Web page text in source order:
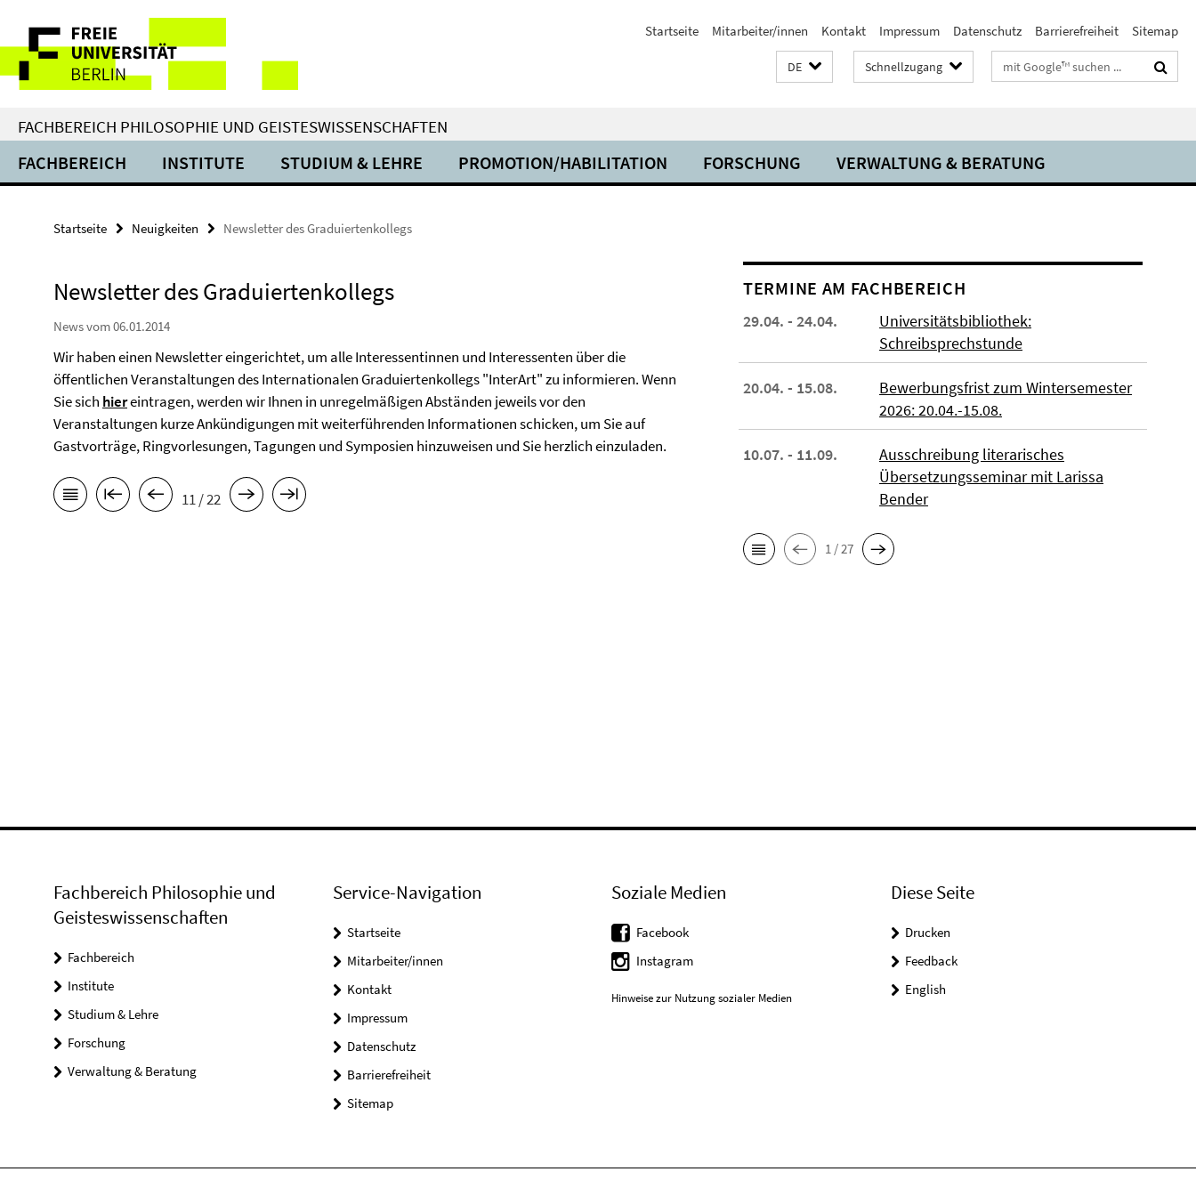
direkt
Inhalt
Service-
Navigation
Startseite Mitarbeiter/innen Kontakt Impressum Datenschutz Barrierefreiheit Sitemap
DE Schnellzugang Suchbegriffe
FACHBEREICH PHILOSOPHIE UND GEISTESWISSENSCHAFTEN
FACHBEREICH INSTITUTE STUDIUM & LEHRE PROMOTION/HABILITATION FORSCHUNG VERWALTUNG & BERATUNG
Startseite Neuigkeiten Newsletter des Graduiertenkollegs
Newsletter des Graduiertenkollegs
News vom 06.01.2014
Wir haben einen Newsletter eingerichtet, um alle Interessentinnen und Interessenten über die
öffentlichen Veranstaltungen des Internationalen Graduiertenkollegs "InterArt" zu informieren. Wenn
Sie sich hiereintragen, werden wir Ihnen in unregelmäßigen Abständen jeweils vor den
Veranstaltungen kurze Ankündigungen mit weiterführenden Informationen schicken, um Sie auf
Gastvorträge, Ringvorlesungen, Tagungen und Symposien hinzuweisen und Sie herzlich einzuladen.
11 / 22
TERMINE AM FACHBEREICH
29.04. - 24.04.
Universitätsbibliothek:
Schreibsprechstunde
20.04. - 15.08.
Bewerbungsfrist zum Wintersemester
2026: 20.04.-15.08.
10.07. - 11.09.
Ausschreibung literarisches
Übersetzungsseminar mit Larissa
Bender
1 / 27
Fachbereich Philosophie und
Geisteswissenschaften
Fachbereich
Institute
Studium & Lehre
Forschung
Verwaltung & Beratung
Service-Navigation
Startseite
Mitarbeiter/innen
Kontakt
Impressum
Datenschutz
Barrierefreiheit
Sitemap
Soziale Medien
Facebook
Instagram
Hinweise zur Nutzung sozialer Medien
Diese Seite
Drucken
Feedback
English